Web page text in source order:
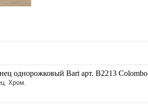
однорожковый Bart арт. B2213 Colombo
Хром.